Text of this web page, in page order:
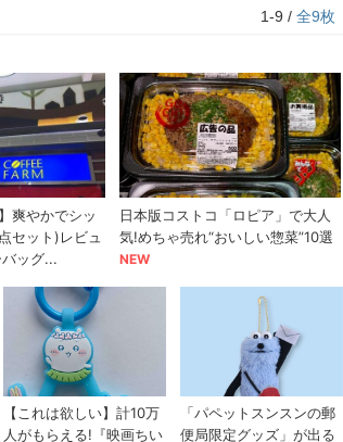
1-9 / 全9枚